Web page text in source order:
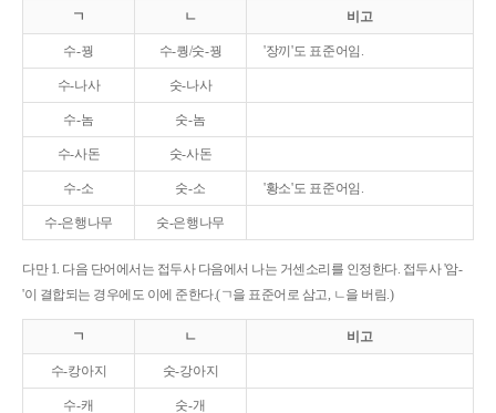
ㄱ ㄴ 비고
수-꿩 수-퀑/숫-꿩 '장끼'도 표준어임.
수-나사 숫-나사
수-놈 숫-놈
수-사돈 숫-사돈
수-소 숫-소 '황소'도 표준어임.
수-은행나무 숫-은행나무
다만 1. 다음 단어에서는 접두사 다음에서 나는 거센소리를 인정한다. 접두사 '암-
'이 결합되는 경우에도 이에 준한다.(ㄱ을 표준어로 삼고, ㄴ을 버림.)
ㄱ ㄴ 비고
수-캉아지 숫-강아지
수-캐 숫-개